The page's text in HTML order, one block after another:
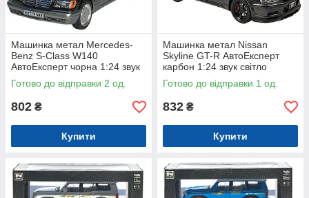
Машинка метал Mercedes-
Benz S-Class W140
АвтоЕксперт чорна 1:24 звук
світло 21*8*6,5 см (G9765-42)
Готово до відправки 2 од.
802 ₴
Купити
Машинка метал Nissan
Skyline GT-R АвтоЕксперт
карбон 1:24 звук світло
інерція 21*8*6,5 см (G8317-
48)
Готово до відправки 1 од.
832 ₴
Купити